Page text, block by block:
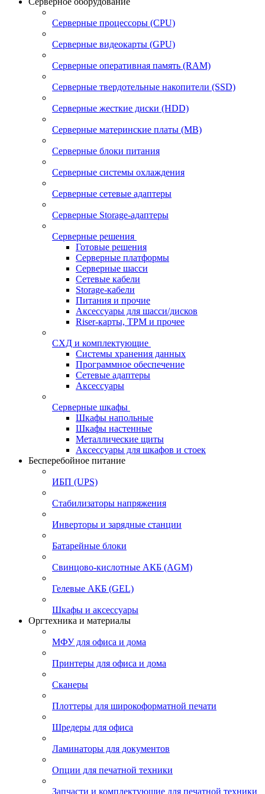
Серверные процессоры (CPU)
Серверные видеокарты (GPU)
Серверные оперативная память (RAM)
Серверные твердотельные накопители (SSD)
Серверные жесткие диски (HDD)
Серверные материнские платы (MB)
Серверные блоки питания
Серверные системы охлаждения
Серверные сетевые адаптеры
Серверные Storage-адаптеры
Серверные решения
Готовые решения
Серверные платформы
Серверные шасси
Сетевые кабели
Storage-кабели
Питания и прочие
Аксессуары для шасси/дисков
Riser-карты, TPM и прочее
СХД и комплектующие
Системы хранения данных
Программное обеспечение
Сетевые адаптеры
Аксессуары
Серверные шкафы
Шкафы напольные
Шкафы настенные
Металлические щиты
Аксессуары для шкафов и стоек
Бесперебойное питание
ИБП (UPS)
Стабилизаторы напряжения
Инверторы и зарядные станции
Батарейные блоки
Свинцово-кислотные АКБ (AGM)
Гелевые АКБ (GEL)
Шкафы и аксессуары
Оргтехника и материалы
МФУ для офиса и дома
Принтеры для офиса и дома
Сканеры
Плоттеры для широкоформатной печати
Шредеры для офиса
Ламинаторы для документов
Опции для печатной техники
Запчасти и комплектующие для печатной техники